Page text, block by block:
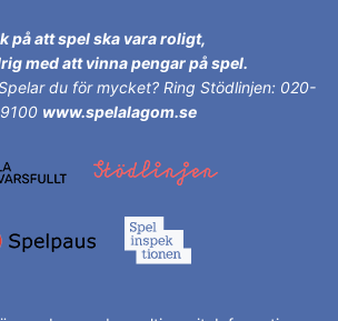
på att spel ska vara roligt,
med att vinna pengar på spel.
du för mycket? Ring Stödlinjen: 020-
www.spelalagom.se